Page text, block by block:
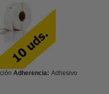
Adherencia: Adhesivo